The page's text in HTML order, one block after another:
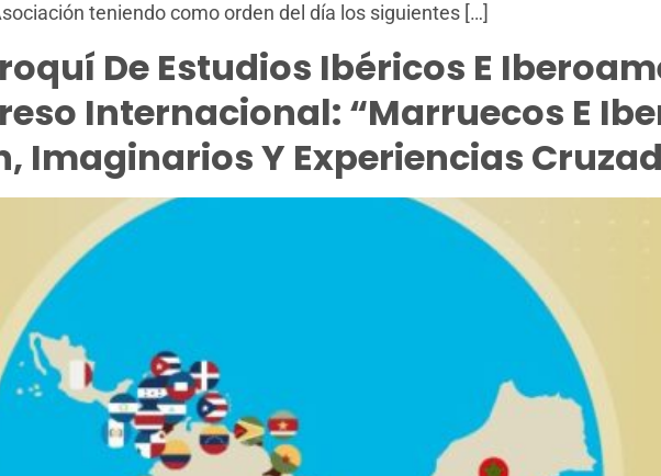
teniendo como orden del día los siguientes […]
De Estudios Ibéricos E
Internacional: “Marruecos E
Imaginarios Y Experiencias